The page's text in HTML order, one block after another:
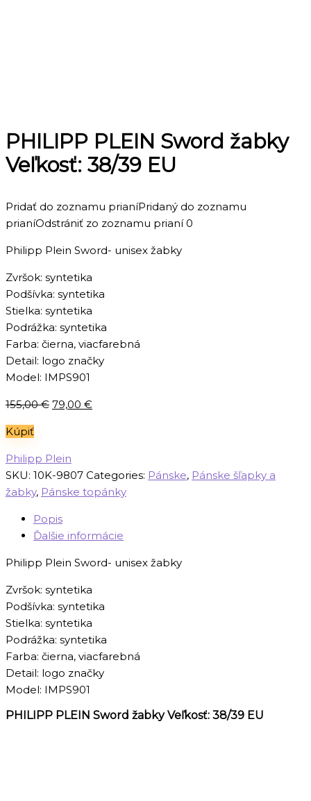
PHILIPP PLEIN Sword žabky
Veľkosť: 38/39 EU
Pridať do zoznamu prianíPridaný do zoznamu
prianíOdstrániť zo zoznamu prianí 0
Philipp Plein Sword- unisex žabky
Zvršok: syntetika
Podšívka: syntetika
Stielka: syntetika
Podrážka: syntetika
Farba: čierna, viacfarebná
Detail: logo značky
Model: IMPS901
155,00€ Pôvodná
155,00 €.
79,00 €
Kúpiť
Philipp Plein
SKU: 10K-9807 Categories: Pánske, Pánske šľapky a
žabky, Pánske topánky
Popis
Ďalšie informácie
Philipp Plein Sword- unisex žabky
Zvršok: syntetika
Podšívka: syntetika
Stielka: syntetika
Podrážka: syntetika
Farba: čierna, viacfarebná
Detail: logo značky
Model: IMPS901
PHILIPP PLEIN Sword žabky Veľkosť: 38/39 EU